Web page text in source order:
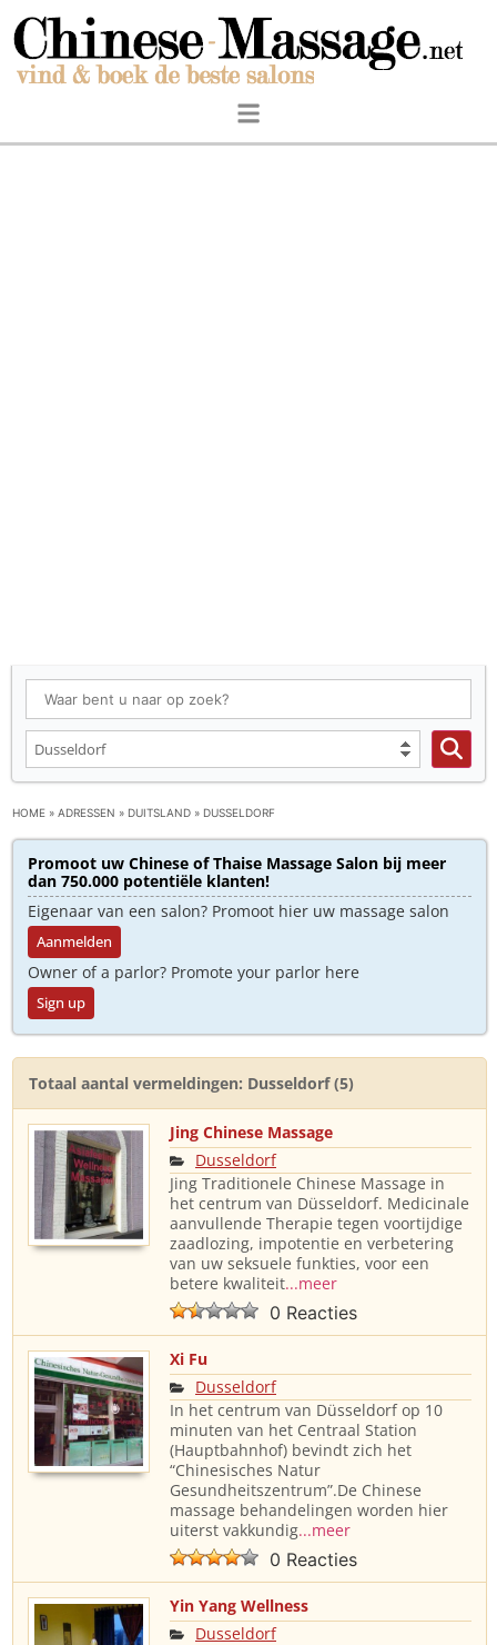
HOME » ADRESSEN » DUITSLAND » DUSSELDORF
Promoot uw Chinese of Thaise Massage Salon bij meer
dan 750.000 potentiële klanten!
Eigenaar van een salon? Promoot hier uw massage salon
Aanmelden
Owner of a parlor? Promote your parlor here
Sign up
Totaal aantal vermeldingen: Dusseldorf (5)
Jing Chinese Massage
Dusseldorf
Jing Traditionele Chinese Massage in
het centrum van Düsseldorf. Medicinale
aanvullende Therapie tegen voortijdige
zaadlozing, impotentie en verbetering
van uw seksuele funkties, voor een
betere kwaliteit...meer
0 Reacties
Xi Fu
Dusseldorf
In het centrum van Düsseldorf op 10
minuten van het Centraal Station
(Hauptbahnhof) bevindt zich het
“Chinesisches Natur
Gesundheitszentrum”.De Chinese
massage behandelingen worden hier
uiterst vakkundig...meer
0 Reacties
Yin Yang Wellness
Dusseldorf